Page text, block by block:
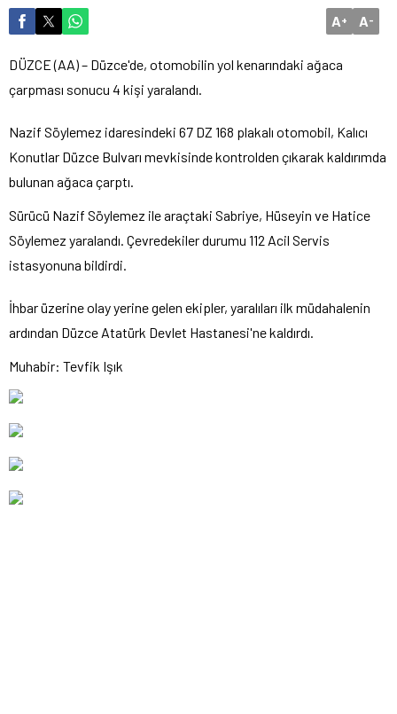
A+ A-
DÜZCE (AA) – Düzce'de, otomobilin yol kenarındaki ağaca
çarpması sonucu 4 kişi yaralandı.
Nazif Söylemez idaresindeki 67 DZ 168 plakalı otomobil, Kalıcı
Konutlar Düzce Bulvarı mevkisinde kontrolden çıkarak kaldırımda
bulunan ağaca çarptı.
Sürücü Nazif Söylemez ile araçtaki Sabriye, Hüseyin ve Hatice
Söylemez yaralandı. Çevredekiler durumu 112 Acil Servis
istasyonuna bildirdi.
İhbar üzerine olay yerine gelen ekipler, yaralıları ilk müdahalenin
ardından Düzce Atatürk Devlet Hastanesi'ne kaldırdı.
Muhabir: Tevfik Işık